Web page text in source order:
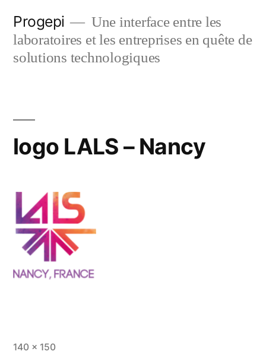
content
Progepi
Une interface entre les
laboratoires et les entreprises en quête de
solutions technologiques
logo LALS – Nancy
Full
140 × 150